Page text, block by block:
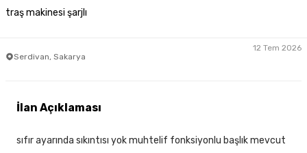
traş makinesi şarjlı
Serdivan, Sakarya
12 Tem 2026
İlan Açıklaması
sıfır ayarında sıkıntısı yok muhtelif fonksiyonlu başlık mevcut